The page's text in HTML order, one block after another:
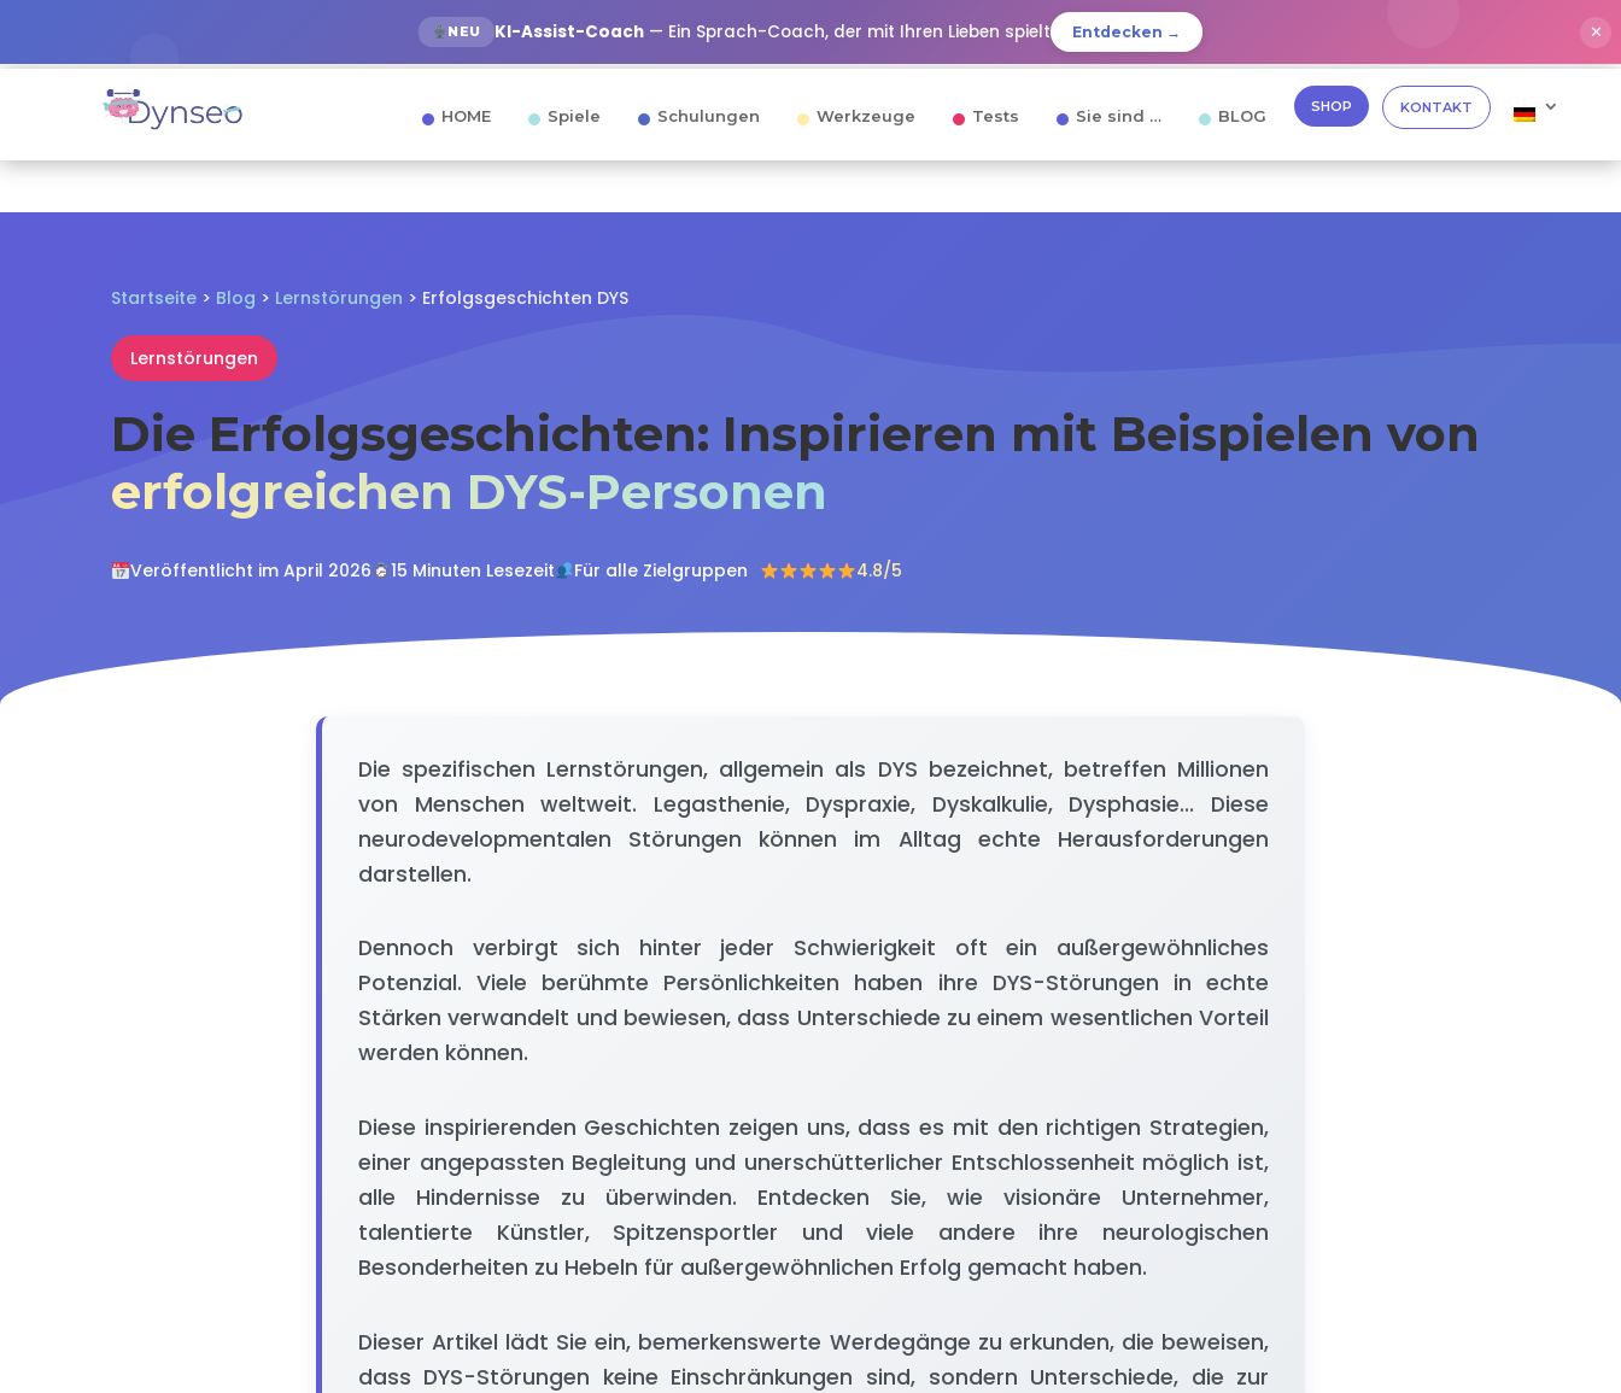
NEU KI-Assist-Coach — Ein Sprach-Coach, der mit Ihren Lieben spielt Entdecken → ✕
HOME Spiele Schulungen Werkzeuge Tests Sie sind … BLOG SHOP KONTAKT
Startseite > Blog > Lernstörungen > Erfolgsgeschichten DYS
Lernstörungen
Die Erfolgsgeschichten: Inspirieren mit Beispielen von
erfolgreichen DYS-Personen
Veröffentlicht im April 2026 15 Minuten Lesezeit Für alle Zielgruppen 4.8/5
Die spezifischen Lernstörungen, allgemein als DYS bezeichnet, betreffen Millionen
von Menschen weltweit. Legasthenie, Dyspraxie, Dyskalkulie, Dysphasie... Diese
neurodevelopmentalen Störungen können im Alltag echte Herausforderungen
darstellen.
Dennoch verbirgt sich hinter jeder Schwierigkeit oft ein außergewöhnliches
Potenzial. Viele berühmte Persönlichkeiten haben ihre DYS-Störungen in echte
Stärken verwandelt und bewiesen, dass Unterschiede zu einem wesentlichen Vorteil
werden können.
Diese inspirierenden Geschichten zeigen uns, dass es mit den richtigen Strategien,
einer angepassten Begleitung und unerschütterlicher Entschlossenheit möglich ist,
alle Hindernisse zu überwinden. Entdecken Sie, wie visionäre Unternehmer,
talentierte Künstler, Spitzensportler und viele andere ihre neurologischen
Besonderheiten zu Hebeln für außergewöhnlichen Erfolg gemacht haben.
Dieser Artikel lädt Sie ein, bemerkenswerte Werdegänge zu erkunden, die beweisen,
dass DYS-Störungen keine Einschränkungen sind, sondern Unterschiede, die zur